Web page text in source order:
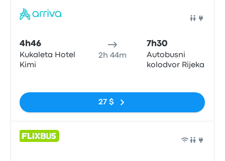
4h46
Kukaleta Hotel
Kimi
2h 44m
7h30
Autobusni
kolodvor Rijeka
27 $